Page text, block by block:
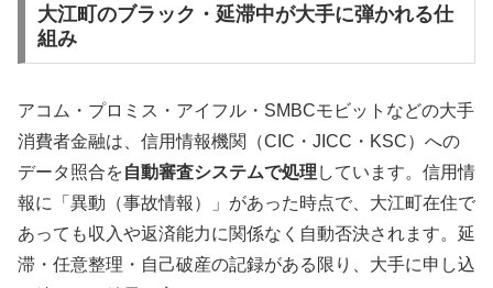
大江町のブラック・延滞中が大手に弾かれる仕
組み
アコム・プロミス・アイフル・SMBCモビットなどの大手
消費者金融は、信用情報機関（CIC・JICC・KSC）への
データ照合を自動審査システムで処理 しています。信用情
報に「異動（事故情報）」があった時点で、大江町在住で
あっても収入や返済能力に関係なく自動否決されます。延
滞・任意整理・自己破産の記録がある限り、大手に申し込